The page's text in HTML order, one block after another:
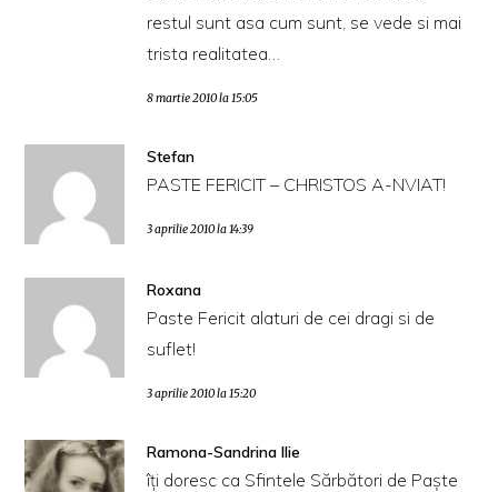
restul sunt asa cum sunt, se vede si mai
trista realitatea…
8 martie 2010 la 15:05
Stefan
PASTE FERICIT – CHRISTOS A-NVIAT!
3 aprilie 2010 la 14:39
Roxana
Paste Fericit alaturi de cei dragi si de
suflet!
3 aprilie 2010 la 15:20
Ramona-Sandrina Ilie
îţi doresc ca Sfintele Sărbători de Paşte